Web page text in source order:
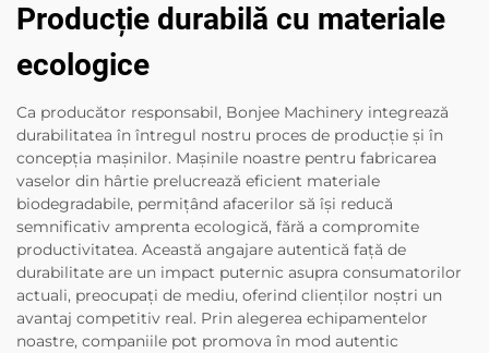
Producție durabilă cu materiale
ecologice
Ca producător responsabil, Bonjee Machinery integrează
durabilitatea în întregul nostru proces de producție și în
concepția mașinilor. Mașinile noastre pentru fabricarea
vaselor din hârtie prelucrează eficient materiale
biodegradabile, permițând afacerilor să își reducă
semnificativ amprenta ecologică, fără a compromite
productivitatea. Această angajare autentică față de
durabilitate are un impact puternic asupra consumatorilor
actuali, preocupați de mediu, oferind clienților noștri un
avantaj competitiv real. Prin alegerea echipamentelor
noastre, companiile pot promova în mod autentic